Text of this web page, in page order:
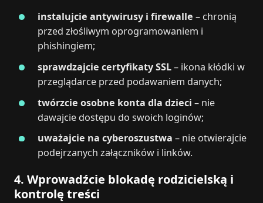
instalujcie antywirusy i firewalle – chronią
przed złośliwym oprogramowaniem i
phishingiem;
sprawdzajcie certyfikaty SSL– ikona kłódki w
przeglądarce przed podawaniem danych;
twórzcie osobne konta dla dzieci – nie
dawajcie dostępu do swoich loginów;
uważajcie na cyberoszustwa – nie otwierajcie
podejrzanych załączników i linków.
4. Wprowadźcie blokadę rodzicielską i
kontrolę treści